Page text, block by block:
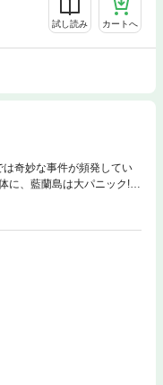
試し読み カートへ
は奇妙な事件が頻発してい
に、藍蘭島は大パニック!?